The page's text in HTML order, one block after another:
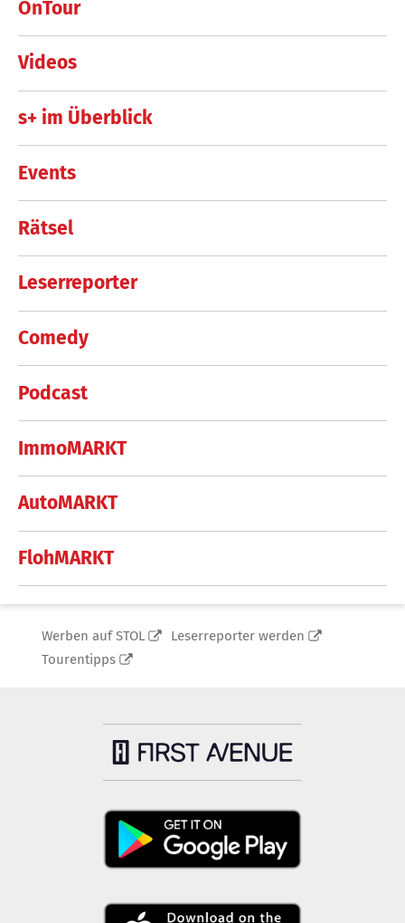
OnTour
Videos
s+ im Überblick
Events
Rätsel
Leserreporter
Comedy
Podcast
ImmoMARKT
AutoMARKT
FlohMARKT
Werben auf STOL
Leserreporter werden
Tourentipps